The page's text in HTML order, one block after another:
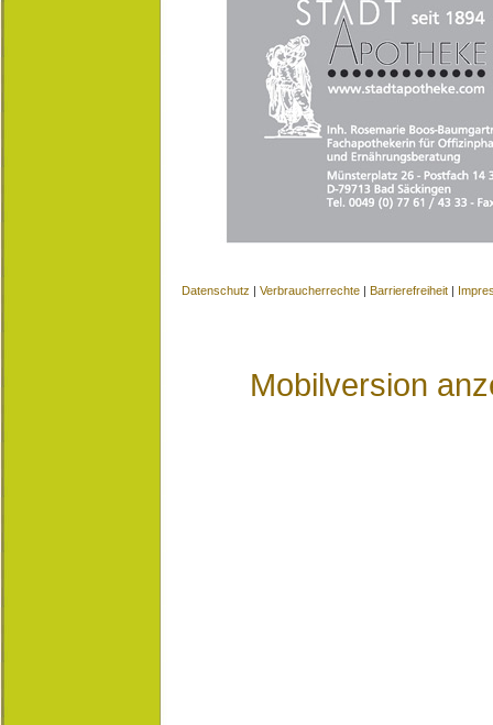
Datenschutz | Verbraucherrechte | Barrierefreiheit |
Mobilversion